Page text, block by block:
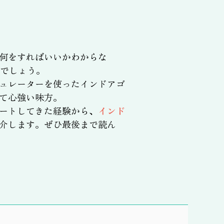
をすればいいかわからな
しょう。
レーターを使ったインドアゴ
強い味方。
してきた経験から、 インド
します。ぜひ最後まで読ん